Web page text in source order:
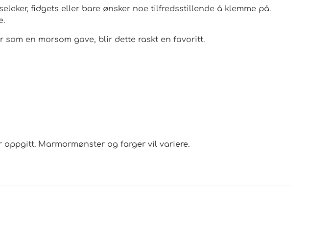
fidgets eller bare ønsker noe tilfredsstillende å klemme på.
som en morsom gave, blir dette raskt en favoritt.
oppgitt. Marmormønster og farger vil variere.